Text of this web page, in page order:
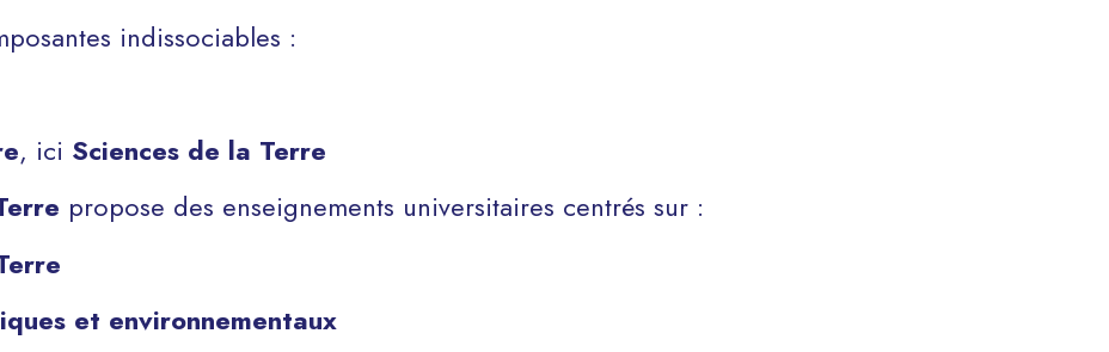
indissociables :
, ici Sciences de la Terre
propose des enseignements universitaires centrés sur :
et environnementaux